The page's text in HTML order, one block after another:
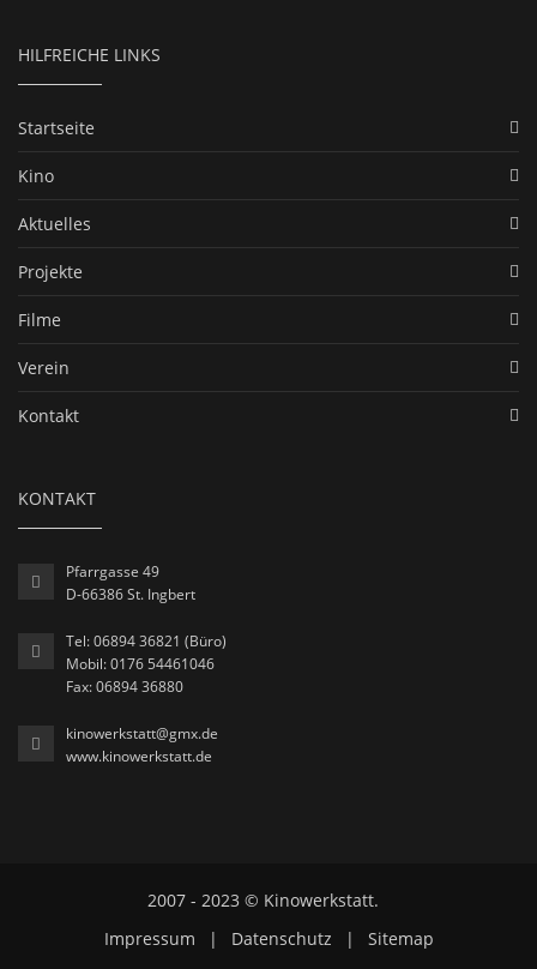
HILFREICHE LINKS
Startseite
Kino
Aktuelles
Projekte
Filme
Verein
Kontakt
KONTAKT
Pfarrgasse 49
D-66386 St. Ingbert
Tel: 06894 36821 (Büro)
Mobil: 0176 54461046
Fax: 06894 36880
kinowerkstatt@gmx.de
www.kinowerkstatt.de
2007 - 2023 © Kinowerkstatt.
Impressum
| Datenschutz | Sitemap